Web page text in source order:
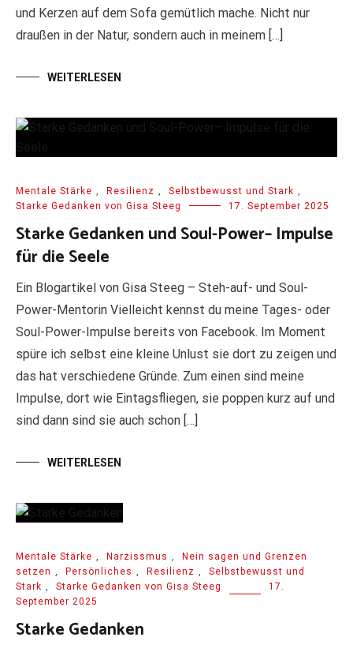
und Kerzen auf dem Sofa gemütlich mache. Nicht nur
draußen in der Natur, sondern auch in meinem […]
WEITERLESEN
Mentale Stärke , Resilienz , Selbstbewusst und Stark ,
Starke Gedanken von Gisa Steeg
17. September 2025
Starke Gedanken und Soul-Power– Impulse
für die Seele
Ein Blogartikel von Gisa Steeg – Steh-auf- und Soul-
Power-Mentorin Vielleicht kennst du meine Tages- oder
Soul-Power-Impulse bereits von Facebook. Im Moment
spüre ich selbst eine kleine Unlust sie dort zu zeigen und
das hat verschiedene Gründe. Zum einen sind meine
Impulse, dort wie Eintagsfliegen, sie poppen kurz auf und
sind dann sind sie auch schon […]
WEITERLESEN
Mentale Stärke , Narzissmus ,
Nein sagen und Grenzen
setzen , Persönliches , Resilienz ,
Selbstbewusst und
Stark , Starke Gedanken von Gisa Steeg
17.
September 2025
Starke Gedanken